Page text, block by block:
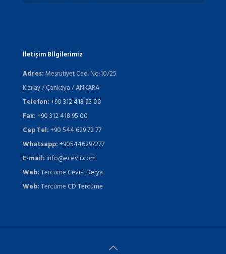
İletişim Bİlgilerimiz
Adres:Meşrutiyet Cad. No:10/25
Kızılay / Çankaya / ANKARA
Telefon:+90 312 418 95 00
Fax:+90 312 418 95 00
Cep Tel:+90 544 629 72 77
Whatsapp:+905446297277
E-mail:info@ecevir.com
Web:Tercüme Cevr-i Derya
Web:Tercüme CD Tercüme